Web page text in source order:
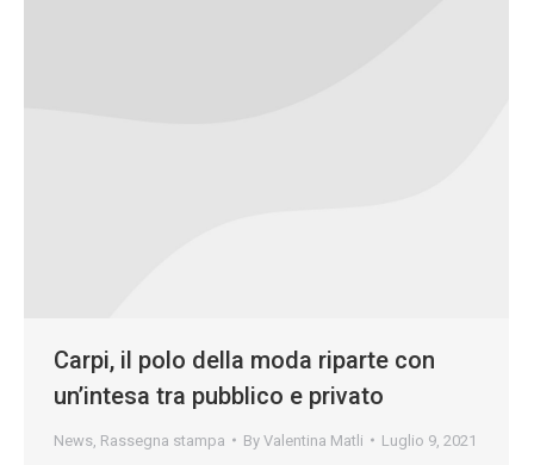
Carpi, il polo della moda riparte con
un’intesa tra pubblico e privato
News Rassegna stampa By Valentina Matli Luglio 9, 2021